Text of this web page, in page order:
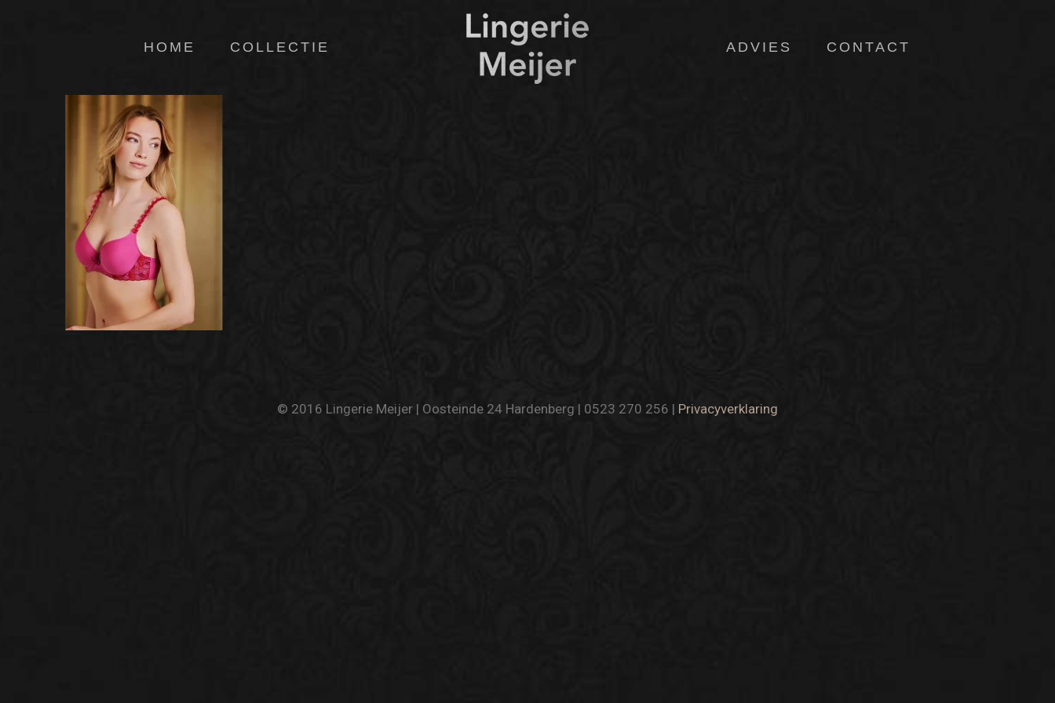
HOME COLLECTIE ADVIES CONTACT
© 2016 Lingerie Meijer | Oosteinde 24 Hardenberg | 0523 270 256 | Privacyverklaring